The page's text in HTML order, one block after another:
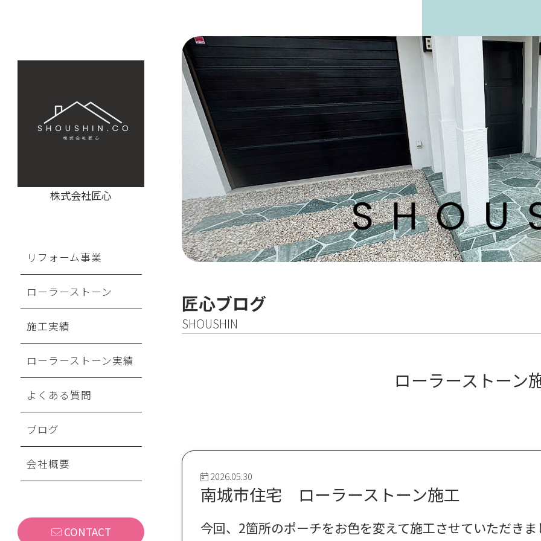
株式会社匠心
リフォーム事業
ローラーストーン
施工実績
ローラーストーン実績
よくある質問
ブログ
会社概要
CONTACT
匠心ブログ
SHOUSHIN
ローラーストーン
2026.05.30
南城市住宅 ローラーストーン施工
今回、2箇所のポーチをお色を変えて施工させていただきま